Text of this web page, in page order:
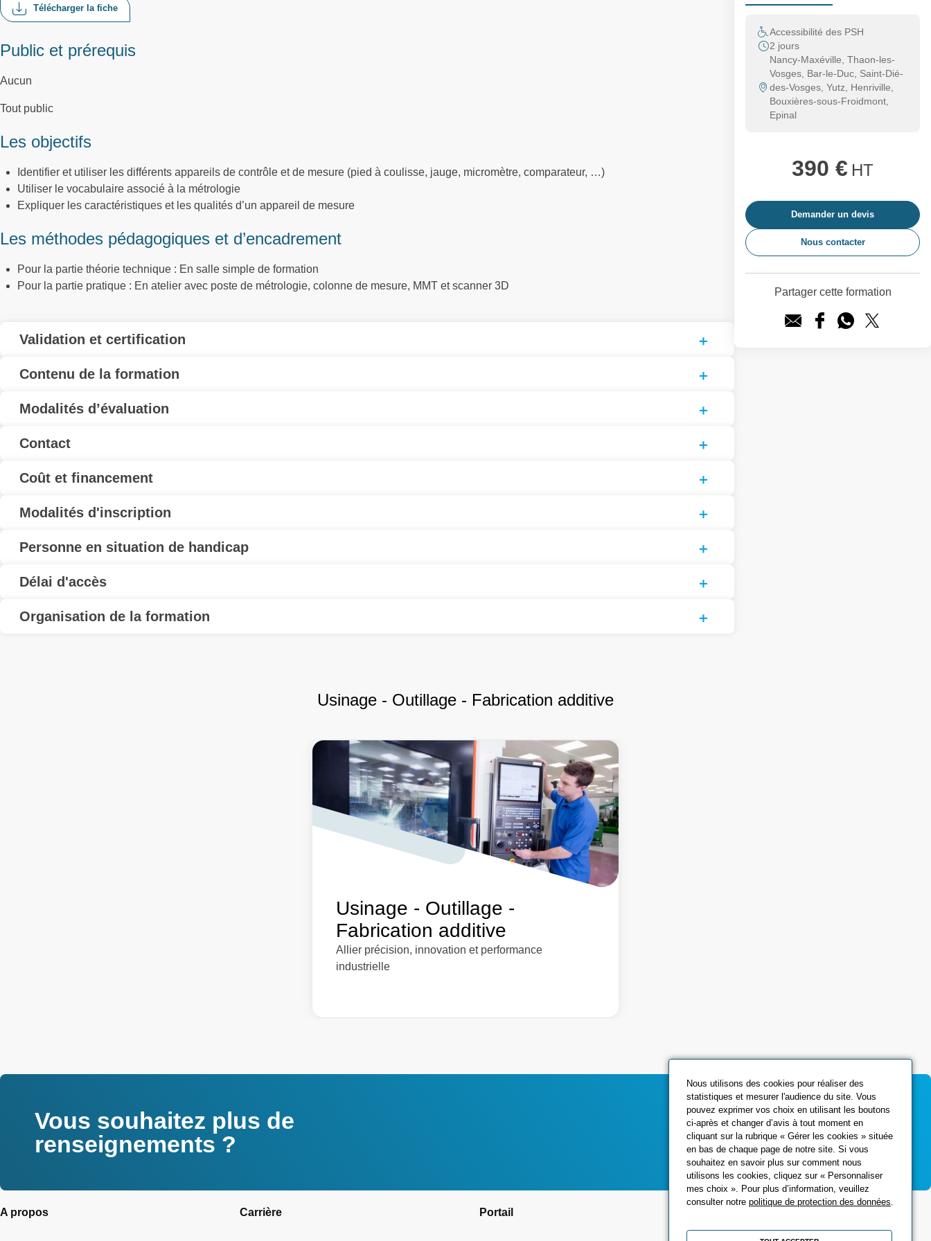
Télécharger la fiche
Public et prérequis
Aucun
Tout public
Les objectifs
Identifier et utiliser les différents appareils de contrôle et de mesure (pied à coulisse, jauge, micromètre, comparateur, …)
Utiliser le vocabulaire associé à la métrologie
Expliquer les caractéristiques et les qualités d’un appareil de mesure
Les méthodes pédagogiques et d’encadrement
Pour la partie théorie technique : En salle simple de formation
Pour la partie pratique : En atelier avec poste de métrologie, colonne de mesure, MMT et scanner 3D
Validation et certification
Contenu de la formation
Modalités d’évaluation
Contact
Coût et financement
Modalités d'inscription
Personne en situation de handicap
Délai d'accès
Organisation de la formation
Accessibilité des PSH
2 jours
Nancy-Maxéville, Thaon-les-
Vosges, Bar-le-Duc, Saint-Dié-
des-Vosges, Yutz, Henriville,
Bouxières-sous-Froidmont,
Epinal
390 € HT
Demander un devis
Nous contacter
Partager cette formation
Usinage - Outillage - Fabrication additive
Usinage - Outillage -
Fabrication additive
Allier précision, innovation et performance
industrielle
Vous souhaitez plus de
renseignements ?
Contactez-nous
A propos Carrière Portail
Nous utilisons des cookies pour réaliser des
statistiques et mesurer l'audience du site. Vous
pouvez exprimer vos choix en utilisant les boutons
ci-après et changer d’avis à tout moment en
cliquant sur la rubrique « Gérer les cookies » située
en bas de chaque page de notre site. Si vous
souhaitez en savoir plus sur comment nous
utilisons les cookies, cliquez sur « Personnaliser
mes choix ». Pour plus d’information, veuillez
consulter notrepolitique de protection des données.